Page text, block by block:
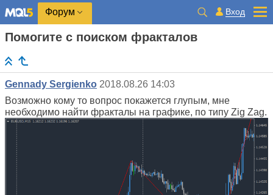
Форум Вход
Помогите с поиском фракталов
Gennady Sergienko 2018.08.26 14:03
Возможно кому то вопрос покажется глупым, мне
необходимо найти фракталы на графике, по типу Zig Zag.